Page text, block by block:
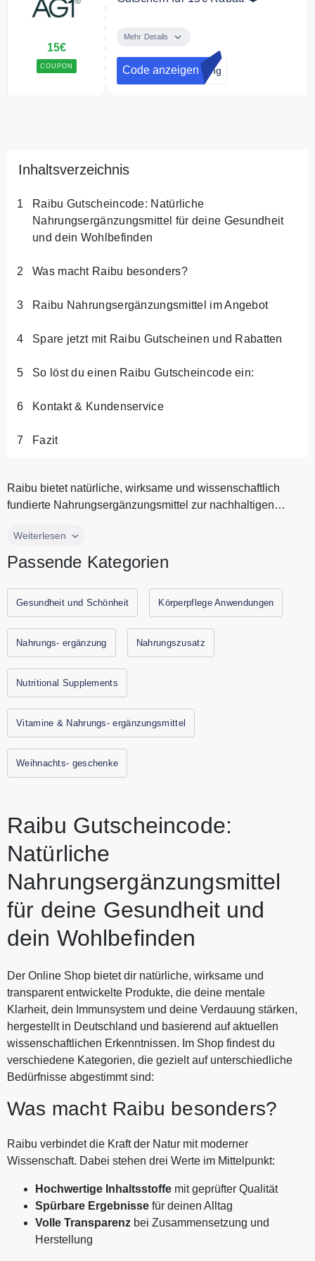
15€
COUPON
weiter und sichere Dir 15€ Rabatt
für Deine nächste Bestellung.
Mehr Details
Code anzeigen lung
Inhaltsverzeichnis
Raibu Gutscheincode: Natürliche
Nahrungsergänzungsmittel für deine Gesundheit
und dein Wohlbefinden
Was macht Raibu besonders?
Raibu Nahrungsergänzungsmittel im Angebot
Spare jetzt mit Raibu Gutscheinen und Rabatten
So löst du einen Raibu Gutscheincode ein:
Kontakt & Kundenservice
Fazit
Raibu bietet natürliche, wirksame und wissenschaftlich
fundierte Nahrungsergänzungsmittel zur nachhaltigen
Raibu bietet natürliche, wirksame und wissenschaftlich
Förderung deiner Gesundheit. Raibu Produkte unterstützen
Immunsystem und gesunde Verdauung. Raibu verbindet die
Kraft der Natur mit moderner Wissenschaft. Alle aktuellen
Gutscheine und Rabattaktionen von Raibu findest Du immer
hier auf Gutscheine.codes
Weiterlesen
Passende Kategorien
Gesundheit und Schönheit Körperpflege Anwendungen
Nahrungs- ergänzung Nahrungszusatz
Nutritional Supplements
Vitamine & Nahrungs- ergänzungsmittel
Weihnachts- geschenke
Raibu Gutscheincode:
Natürliche
Nahrungsergänzungsmittel
für deine Gesundheit und
dein Wohlbefinden
Der Online Shop bietet dir natürliche, wirksame und
transparent entwickelte Produkte, die deine mentale
Klarheit, dein Immunsystem und deine Verdauung stärken,
hergestellt in Deutschland und basierend auf aktuellen
wissenschaftlichen Erkenntnissen. Im Shop findest du
verschiedene Kategorien, die gezielt auf unterschiedliche
Bedürfnisse abgestimmt sind:
Was macht Raibu besonders?
Raibu verbindet die Kraft der Natur mit moderner
Wissenschaft. Dabei stehen drei Werte im Mittelpunkt:
Hochwertige Inhaltsstoffe mit geprüfter Qualität
Spürbare Ergebnisse für deinen Alltag
Volle Transparenz bei Zusammensetzung und
Herstellung